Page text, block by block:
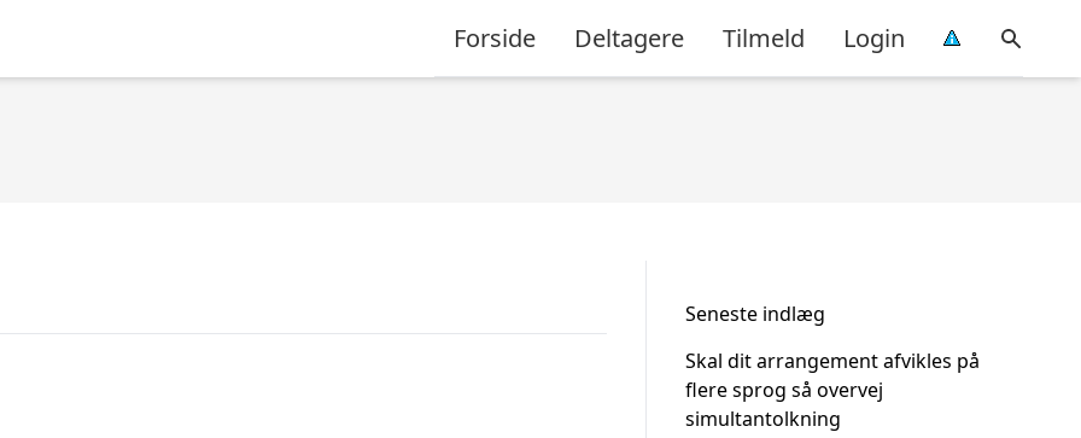
Forside Deltagere Tilmeld Login
Seneste indlæg
Skal dit arrangement afvikles på
flere sprog så overvej
simultantolkning